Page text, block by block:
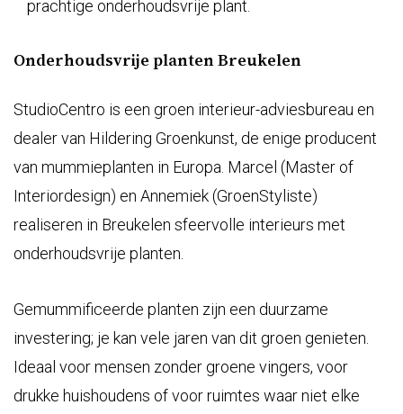
Onderhoudsvrije planten Breukelen
StudioCentro is een groen interieur-adviesbureau en
dealer van Hildering Groenkunst, de enige producent
van mummieplanten in Europa. Marcel (Master of
Interiordesign) en Annemiek (GroenStyliste)
realiseren in Breukelen sfeervolle interieurs met
onderhoudsvrije planten.
Gemummificeerde planten zijn een duurzame
investering; je kan vele jaren van dit groen genieten.
Ideaal voor mensen zonder groene vingers, voor
drukke huishoudens of voor ruimtes waar niet elke